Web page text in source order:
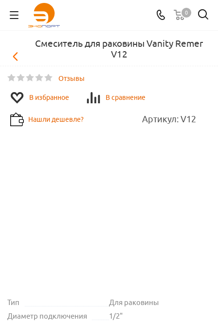
0
Смеситель для раковины Vanity Remer
V12
Отзывы
В избранное В сравнение
Нашли дешевле? Артикул:V12
Тип
Для раковины
Диаметр подключения
1/2"